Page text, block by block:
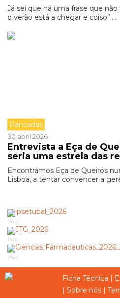
Já sei que há uma frase que não
o verão está a chegar e coiso”....
Pancadas
30 abril 2026
Entrevista a Eça de
seria uma estrela das
Encontrámos Eça de Queirós
Lisboa, a tentar convencer a
Pub
Pub
Pub
Ficha Técnica |
| Sobre nós |